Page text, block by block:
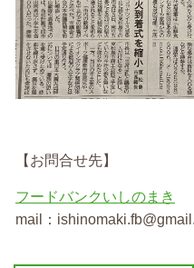
【お問合せ先】
フードバンクいしのまき
mail：